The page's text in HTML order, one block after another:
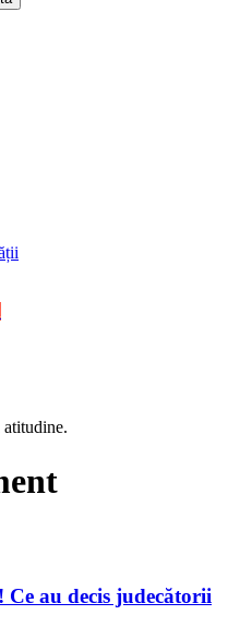
au decis judecătorii